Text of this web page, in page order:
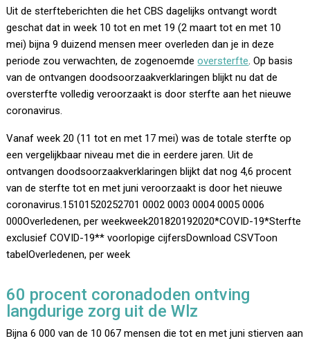
Uit de sterfteberichten die het CBS dagelijks ontvangt wordt
geschat dat in week 10 tot en met 19 (2 maart tot en met 10
mei) bijna 9 duizend mensen meer overleden dan je in deze
periode zou verwachten, de zogenoemdeoversterfte. Op basis
van de ontvangen doodsoorzaakverklaringen blijkt nu dat de
oversterfte volledig veroorzaakt is door sterfte aan het nieuwe
coronavirus.
Vanaf week 20 (11 tot en met 17 mei) was de totale sterfte op
een vergelijkbaar niveau met die in eerdere jaren. Uit de
ontvangen doodsoorzaakverklaringen blijkt dat nog 4,6 procent
van de sterfte tot en met juni veroorzaakt is door het nieuwe
coronavirus.15101520252701 0002 0003 0004 0005 0006
000Overledenen, per weekweek201820192020*COVID-19*Sterfte
exclusief COVID-19** voorlopige cijfersDownload CSVToon
tabelOverledenen, per week
60 procent coronadoden ontving
langdurige zorg uit de Wlz
Bijna 6 000 van de 10 067 mensen die tot en met juni stierven aan